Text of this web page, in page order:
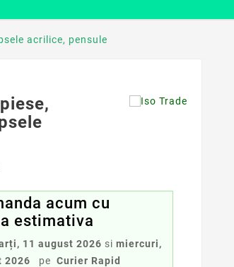
acrilice, pensule
acum cu
estimativa
11 august 2026 simiercuri,
2026
peCurier Rapid